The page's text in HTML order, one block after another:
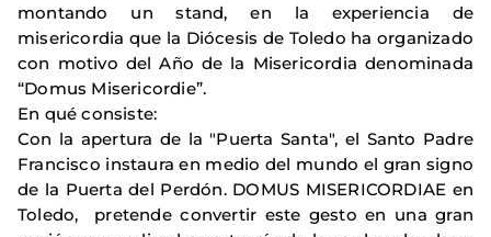
montando un stand, en la experiencia de
misericordia que la Diócesis de Toledo ha organizado
con motivo del Año de la Misericordia denominada
“Domus Misericordie”.
En qué consiste:
Con la apertura de la "Puerta Santa", el Santo Padre
Francisco instaura en medio del mundo el gran signo
de la Puerta del Perdón. DOMUS MISERICORDIAE en
Toledo, pretende convertir este gesto en una gran